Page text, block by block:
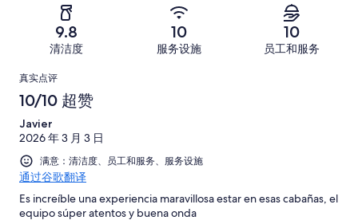
条
点
有
点
评
共
有
条
点
评
评，
共
18
条
点
条
好
评，
共
有
条
点
评
9.8
清洁度
10
服务设施
10
员工和服务
点
评
真实点评
10/10 超赞
Javier
2026 年 3 月 3 日
满意：清洁度、员工和服务、服务设施
通过谷歌翻译
Es increíble una experiencia maravillosa estar en esas cabañas, el
equipo súper atentos y buena onda